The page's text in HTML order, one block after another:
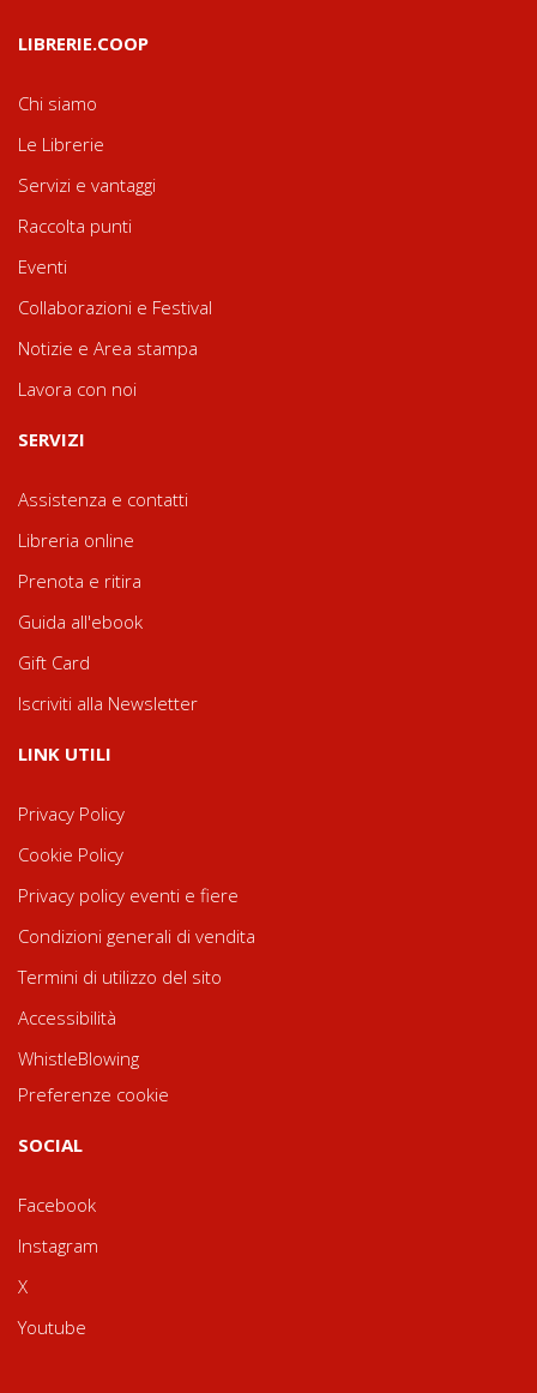
LIBRERIE.COOP
Chi siamo
Le Librerie
Servizi e vantaggi
Raccolta punti
Eventi
Collaborazioni e Festival
Notizie e Area stampa
Lavora con noi
SERVIZI
Assistenza e contatti
Libreria online
Prenota e ritira
Guida all'ebook
Gift Card
Iscriviti alla Newsletter
LINK UTILI
Privacy Policy
Cookie Policy
Privacy policy eventi e fiere
Condizioni generali di vendita
Termini di utilizzo del sito
Accessibilità
WhistleBlowing
Preferenze cookie
SOCIAL
Facebook
Instagram
X
Youtube